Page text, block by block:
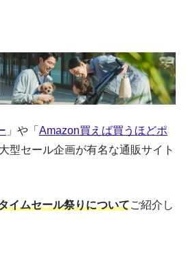
」や「 Amazon買えば買うほどポ
型セール企画が有名な通販サイト
イムセール祭りについてご紹介し